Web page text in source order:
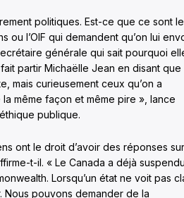
politiques. Est-ce que ce sont
ou l’OIF qui demandent qu’on lui
générale qui sait pourquoi
partir Michaëlle Jean en disant que
mais curieusement ceux qu’on a
même façon et même pire », lance
publique.
ont le droit d’avoir des réponses sur
t-il. « Le Canada a déjà
Lorsqu’un état ne voit pas
Nous pouvons demander de la